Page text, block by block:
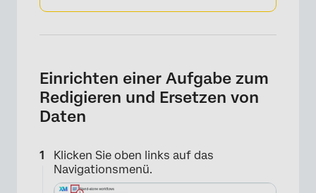
Einrichten einer Aufgabe zum
Redigieren und Ersetzen von
Daten
Klicken Sie oben links auf das
Navigationsmenü.